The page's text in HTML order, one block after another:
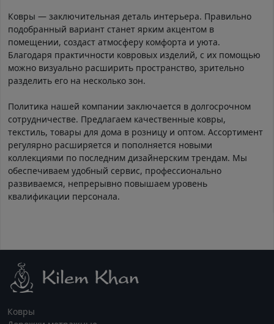
Ковры — заключительная деталь интерьера. Правильно
подобранный вариант станет ярким акцентом в
помещении, создаст атмосферу комфорта и уюта.
Благодаря практичности ковровых изделий, с их помощью
можно визуально расширить пространство, зрительно
разделить его на несколько зон.
Политика нашей компании заключается в долгосрочном
сотрудничестве. Предлагаем качественные ковры,
текстиль, товары для дома в розницу и оптом. Ассортимент
регулярно расширяется и пополняется новыми
коллекциями по последним дизайнерским трендам. Мы
обеспечиваем удобный сервис, профессионально
развиваемся, непрерывно повышаем уровень
квалификации персонала.
Ковры